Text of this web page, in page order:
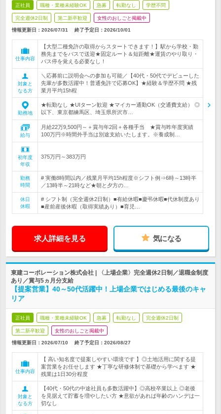
正社員 職種・業種未経験OK 急募 転勤なし 学歴不問
完全週休2日制 第二新卒歓迎 女性のおしごと掲載中
情報更新日：2026/07/31 終了予定日： 2026/10/01
仕事内容
【大型二種免許の取得からスタートできます！】駅から学校・勤
務先までをバスで送迎★固定ルート＆短距離★運賃のやり取り・
バス停を覚える必要なし！
対象と
なる方
＼応募前に説明会への参加も可能／【40代・50代でデビューした
先輩が多数活躍中！普通免許で応募OK】★経験＆学歴不問 ★残
業月平均15h程
勤務地
★転勤なし ★UIターン歓迎 ★マイカー通勤OK（交通費支給） ◎
以下、東京都練馬区、埼玉県所沢市…
給与
月給22万9,500円～＋賞与年2回＋各種手当 ★賞与昨年度実績
100万円※時間外手当は別途支給いたします。※養成制…
初年度
年収
375万円～383万円
勤務
時間
# 実働8時間以内／残業月平均15h程度※シフト例⇒6時～13時半
／13時半～21時など★朝と夕方の…
休日
休暇
# シフト制（完全週休2日制）■有給休暇■慶弔休暇■代休制度あり
■産前産後休暇（取得実績あり）■育児…
求人詳細を見る 気になる
東建コーポレーション株式会社 | 〈上場企業〉完全週休2日制／退職金制度
あり／賞与5ヵ月分支給
【提案営業】40～50代活躍中！上場企業ではじめる最後のキャ
リア
正社員 職種・業種未経験OK 急募 転勤なし 完全週休2日制
第二新卒歓迎 女性のおしごと掲載中
情報更新日：2026/07/10 終了予定日： 2026/08/27
仕事内容
【 高い知名度で提案しやすい環境です 】◎土地活用に関する提
案営業をお任せします ★丁寧な研修体制で基礎から学べます ★
残業は1日30分程度
対象と
なる方
【40代・50代の中途社員も多数活躍中】◎高校卒業以上 ◎老後
を見据えて貯蓄を増やしたい方 ★意欲があれば年齢のハンデは一
切なし